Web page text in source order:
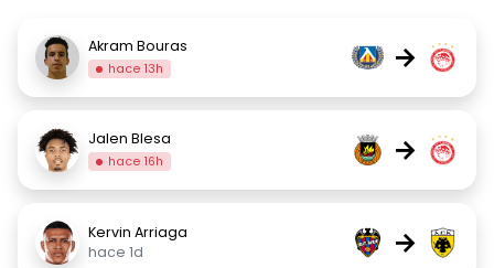
Akram Bouras
hace 13h →
Jalen Blesa
hace 16h →
Kervin Arriaga
hace 1d
→